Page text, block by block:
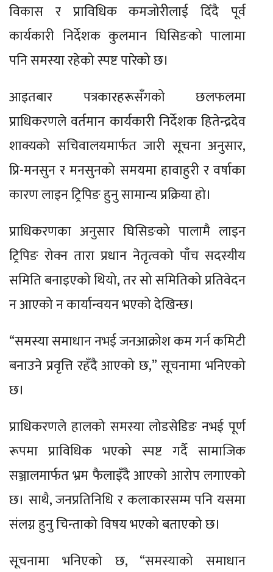
विकास र प्राविधिक कमजोरीलाई दिँदै पूर्व
कार्यकारी निर्देशक कुलमान घिसिङको पालामा
पनि समस्या रहेको स्पष्ट पारेको छ।
आइतबार पत्रकारहरूसँगको छलफलमा
प्राधिकरणले वर्तमान कार्यकारी निर्देशक हितेन्द्रदेव
शाक्यको सचिवालयमार्फत जारी सूचना अनुसार,
प्रि-मनसुन र मनसुनको समयमा हावाहुरी र वर्षाका
कारण लाइन ट्रिपिङ हुनु सामान्य प्रक्रिया हो।
प्राधिकरणका अनुसार घिसिङको पालामै लाइन
ट्रिपिङ रोक्न तारा प्रधान नेतृत्वको पाँच सदस्यीय
समिति बनाइएको थियो, तर सो समितिको प्रतिवेदन
न आएको न कार्यान्वयन भएको देखिन्छ।
“समस्या समाधान नभई जनआक्रोश कम गर्न कमिटी
बनाउने प्रवृत्ति रहँदै आएको छ,” सूचनामा भनिएको
छ।
प्राधिकरणले हालको समस्या लोडसेडिङ नभई पूर्ण
रूपमा प्राविधिक भएको स्पष्ट गर्दै सामाजिक
सञ्जालमार्फत भ्रम फैलाइँदै आएको आरोप लगाएको
छ। साथै, जनप्रतिनिधि र कलाकारसम्म पनि यसमा
संलग्न हुनु चिन्ताको विषय भएको बताएको छ।
सूचनामा भनिएको छ, “समस्याको समाधान